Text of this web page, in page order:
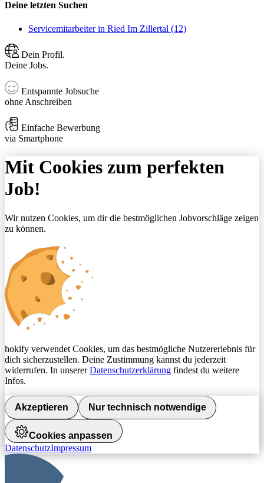
Deine letzten Suchen
Servicemitarbeiter in Ried Im Zillertal (12)
Dein Profil.
Deine Jobs.
Entspannte Jobsuche
ohne Anschreiben
Einfache Bewerbung
via Smartphone
Mit Cookies zum perfekten
Job!
Wir nutzen Cookies, um dir die bestmöglichen Jobvorschläge zeigen
zu können.
hokify verwendet Cookies, um das bestmögliche Nutzererlebnis für
dich sicherzustellen. Deine Zustimmung kannst du jederzeit
widerrufen. In unsererDatenschutzerklärung findest du weitere
Infos.
Akzeptieren Nur technisch notwendige
Cookies anpassen
DatenschutzImpressum